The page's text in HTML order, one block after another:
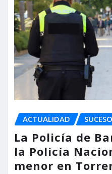
ACTUALIDAD
La Policía de
la Policía
menor en